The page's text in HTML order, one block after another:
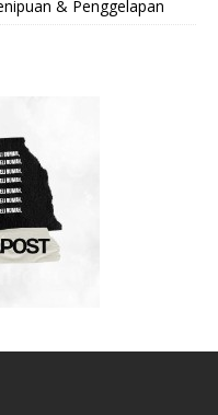
& Penggelapan